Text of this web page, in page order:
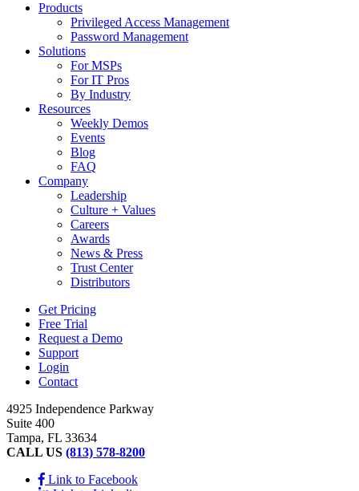
Products
Privileged Access Management
Password Management
Solutions
For MSPs
For IT Pros
By Industry
Resources
Weekly Demos
Events
Blog
FAQ
Company
Leadership
Culture + Values
Careers
Awards
News & Press
Trust Center
Distributors
Get Pricing
Free Trial
Request a Demo
Support
Login
Contact
4925 Independence Parkway
Suite 400
Tampa, FL 33634
CALL US (813) 578-8200
Link to Facebook